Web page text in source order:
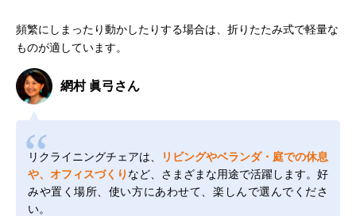
頻繁にしまったり動かしたりする場合は、折りたたみ式で軽量な
ものが適しています。
網村 眞弓さん
リクライニングチェアは、
リビングやベランダ・庭での休息
や、オフィスづくり など、さまざまな用途で活躍します。好
みや置く場所、使い方にあわせて、楽しんで選んでくださ
い。